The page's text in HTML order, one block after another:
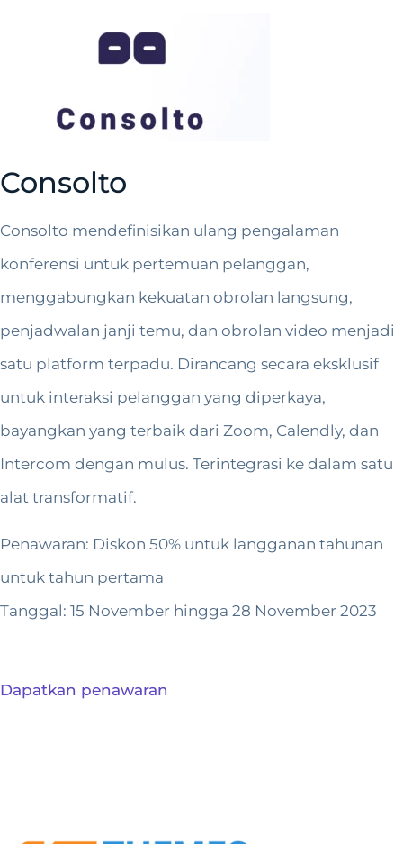
Consolto
Consolto mendefinisikan ulang pengalaman
konferensi untuk pertemuan pelanggan,
menggabungkan kekuatan obrolan langsung,
penjadwalan janji temu, dan obrolan video menjadi
satu platform terpadu. Dirancang secara eksklusif
untuk interaksi pelanggan yang diperkaya,
bayangkan yang terbaik dari Zoom, Calendly, dan
Intercom dengan mulus. Terintegrasi ke dalam satu
alat transformatif.
Penawaran: Diskon 50% untuk langganan tahunan
untuk tahun pertama
Tanggal: 15 November hingga 28 November 2023
Dapatkan penawaran